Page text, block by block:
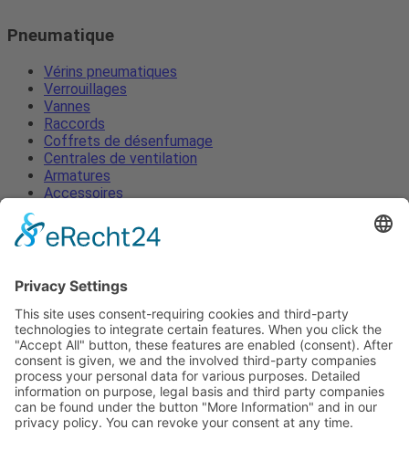
Pneumatique
Vérins pneumatiques
Verrouillages
Vannes
Raccords
Coffrets de désenfumage
Centrales de ventilation
Armatures
Accessoires
Vérins pneumatiques
Verrouillages
Raccords
Coffrets de désenfumage
Centrales de ventilation
Armatures
Accessoires
Mentions légales
Protection des données
Termes et Conditions